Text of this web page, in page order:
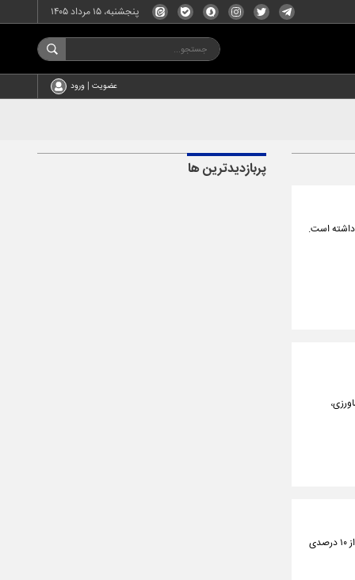
پنجشنبه، ۱۵ مرداد ۱۴۰۵
عضویت | ورود
مدیرعامل برق منطقه‌ای تهران گفت: امسال نیاز مصرف برق در شبکه تحت پوشش برق به حدود ۱۴ هزار مگاوات افزایش یافته که رشد بیش از ۱۰ درصدی
پربازدیدترین ها